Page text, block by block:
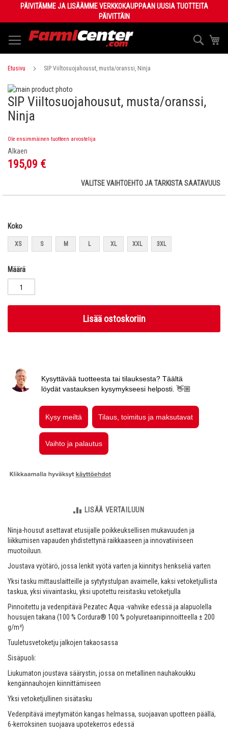
Content
PÄIVITÄMME JA LISÄÄMME VERKKOKAUPPAAN UUSIA TUOTTEITA
PÄIVITTÄIN
Haku
Etusivu SIP Viiltosuojahousut, musta/oranssi, Ninja
Skip
to
the
end
the
images
gallery
Skip
to
the
of
the
images
gallery
SIP Viiltosuojahousut, musta/oranssi,
Ninja
Ole ensimmäinen tuotteen arvostelija
Alkaen
195,09 €
VALITSE VAIHTOEHTO JA TARKISTA SAATAVUUS
Koko
XS S M L XL XXL 3XL
Määrä
Lisää ostoskoriin
LISÄÄ VERTAILUUN
Ninja-housut asettavat etusijalle poikkeuksellisen mukavuuden ja
liikkumisen vapauden yhdistettynä raikkaaseen ja innovatiiviseen
muotoiluun.
Joustava vyötärö, jossa lenkit vyötä varten ja kiinnitys henkseliä varten
Yksi tasku mittauslaitteille ja sytytystulpan avaimelle, kaksi vetoketjullista
taskua, yksi viivaintasku, yksi upotettu reisitasku vetoketjulla
Pinnoitettu ja vedenpitävä Pezatec Aqua -vahvike edessä ja alapuolella
housujen takana (100 % Cordura® 100 % polyuretaanipinnoitteella ± 200
g/m²)
Tuuletusvetoketju jalkojen takaosassa
​Sisäpuoli:
Liukumaton joustava säärystin, jossa on metallinen nauhakoukku
kengännauhojen kiinnittämiseen
Yksi vetoketjullinen sisätasku
Vedenpitävä imeytymätön kangas helmassa, suojaavan upotteen päällä,
6-kerroksinen suojaava upotekerros edessä